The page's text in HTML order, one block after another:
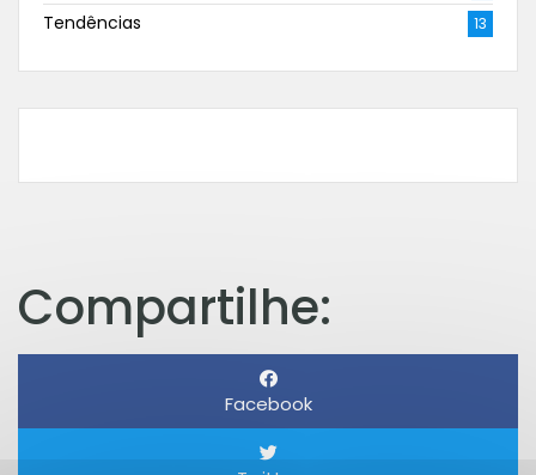
Tendências 13
Compartilhe:
Facebook